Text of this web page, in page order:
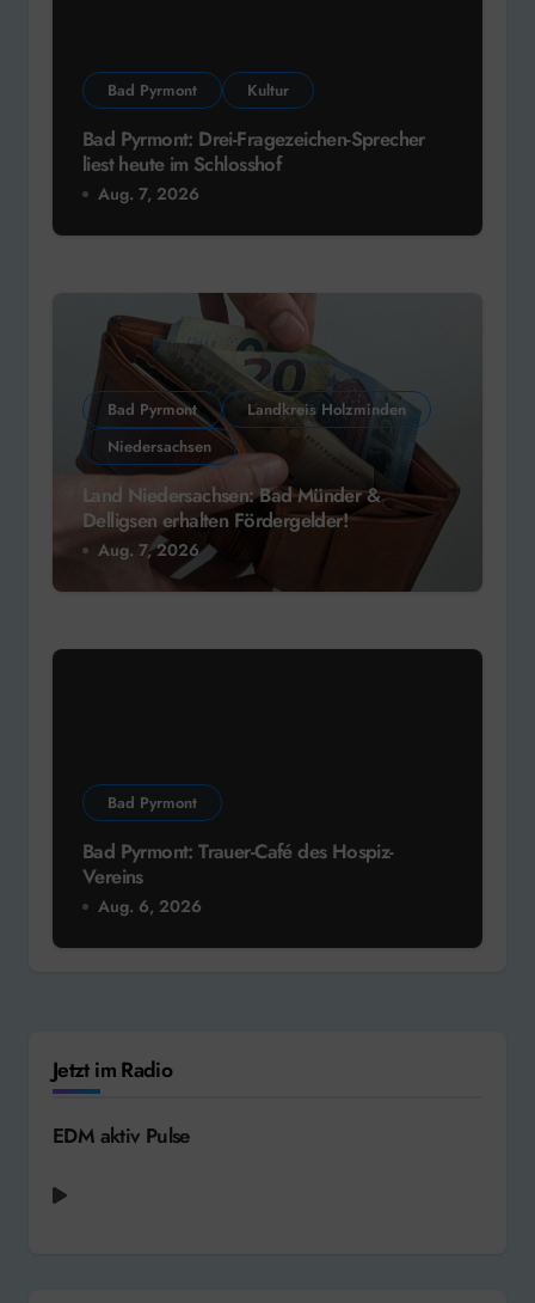
Bad Pyrmont Kultur
Bad Pyrmont: Drei-Fragezeichen-Sprecher
liest heute im Schlosshof
Aug. 7, 2026
Bad Pyrmont
Landkreis Holzminden
Niedersachsen
Land Niedersachsen: Bad Münder &
Delligsen erhalten Fördergelder!
Aug. 7, 2026
Bad Pyrmont
Bad Pyrmont: Trauer-Café des Hospiz-
Vereins
Aug. 6, 2026
Jetzt im Radio
EDM aktiv Pulse